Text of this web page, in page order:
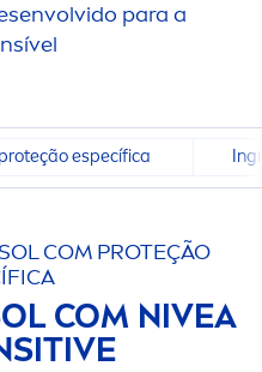
para a
específica
COM PROTEÇÃO
COM NIVEA